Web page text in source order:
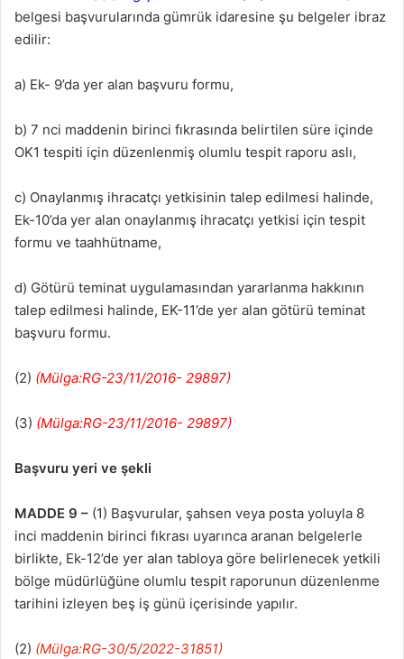
belgesi başvurularında gümrük idaresine şu belgeler ibraz
edilir:
a) Ek- 9’da yer alan başvuru formu,
b) 7 nci maddenin birinci fıkrasında belirtilen süre içinde
OK1 tespiti için düzenlenmiş olumlu tespit raporu aslı,
c) Onaylanmış ihracatçı yetkisinin talep edilmesi halinde,
Ek-10’da yer alan onaylanmış ihracatçı yetkisi için tespit
formu ve taahhütname,
d) Götürü teminat uygulamasından yararlanma hakkının
talep edilmesi halinde, EK-11’de yer alan götürü teminat
başvuru formu.
(2) (Mülga:RG-23/11/2016- 29897)
(3) (Mülga:RG-23/11/2016- 29897)
Başvuru yeri ve şekli
MADDE 9 – (1) Başvurular, şahsen veya posta yoluyla 8
inci maddenin birinci fıkrası uyarınca aranan belgelerle
birlikte, Ek-12’de yer alan tabloya göre belirlenecek yetkili
bölge müdürlüğüne olumlu tespit raporunun düzenlenme
tarihini izleyen beş iş günü içerisinde yapılır.
(2) (Mülga:RG-30/5/2022-31851)